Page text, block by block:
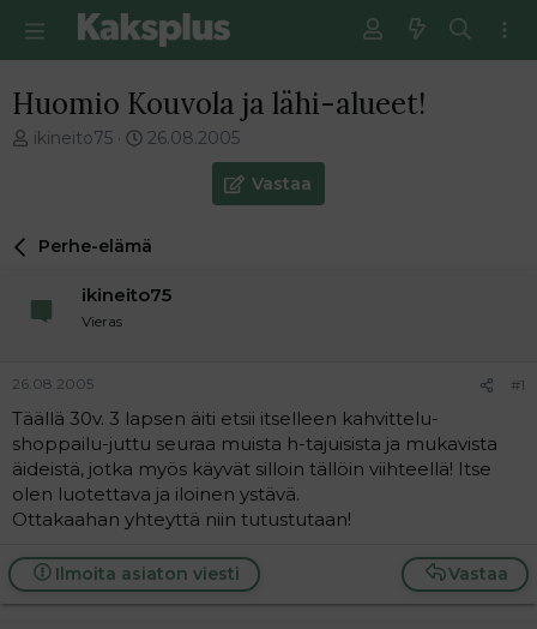
Huomio Kouvola ja lähi-alueet!
V
e
t
n
a
o
i
t
t
j
a
ikineito75
E
m
i
i
s
t
i
26.08.2005
Vastaa
Perhe-elämä
ikineito75
Vieras
26.08.2005 #1
Täällä 30v. 3 lapsen äiti etsii itselleen kahvittelu-
shoppailu-juttu seuraa muista h-tajuisista ja mukavista
äideistä, jotka myös käyvät silloin tällöin viihteellä! Itse
olen luotettava ja iloinen ystävä.
Ottakaahan yhteyttä niin tutustutaan!
Vastaa
Ilmoita asiaton viesti